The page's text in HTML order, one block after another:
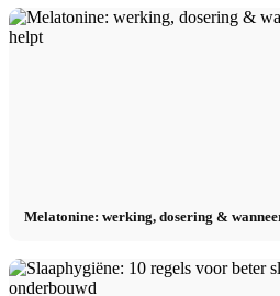
Melatonine: werking, dosering &